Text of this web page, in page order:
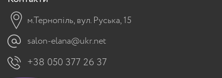
м.Тернопіль, вул. Руська, 15
salon-elana@ukr.net
+38 050 377 26 37